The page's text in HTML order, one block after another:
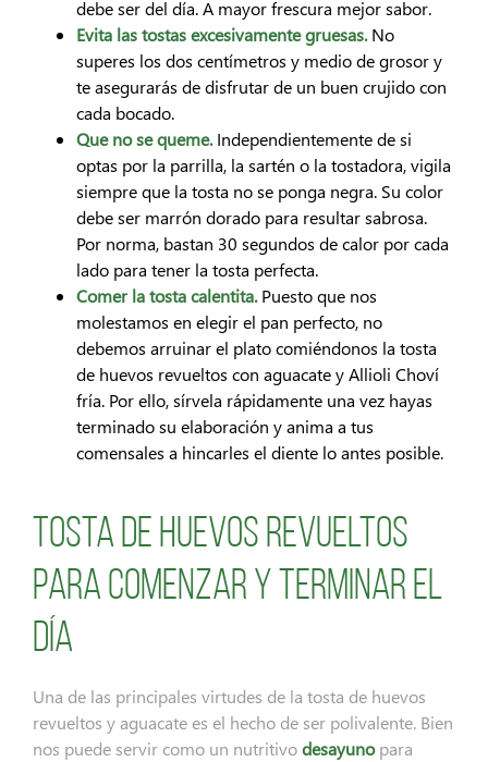
debe ser del día. A mayor frescura mejor sabor.
Evita las tostas excesivamente gruesas.No
superes los dos centímetros y medio de grosor y
te asegurarás de disfrutar de un buen crujido con
cada bocado.
Que no se queme.Independientemente de si
optas por la parrilla, la sartén o la tostadora, vigila
siempre que la tosta no se ponga negra. Su color
debe ser marrón dorado para resultar sabrosa.
Por norma, bastan 30 segundos de calor por cada
lado para tener la tosta perfecta.
Comer la tosta calentita.Puesto que nos
molestamos en elegir el pan perfecto, no
debemos arruinar el plato comiéndonos la tosta
de huevos revueltos con aguacate y Allioli Choví
fría. Por ello, sírvela rápidamente una vez hayas
terminado su elaboración y anima a tus
comensales a hincarles el diente lo antes posible.
Tosta de huevos revueltos
para comenzar y terminar el
día
Una de las principales virtudes de la tosta de huevos
revueltos y aguacate es el hecho de ser polivalente. Bien
nos puede servir como un nutritivodesayunopara